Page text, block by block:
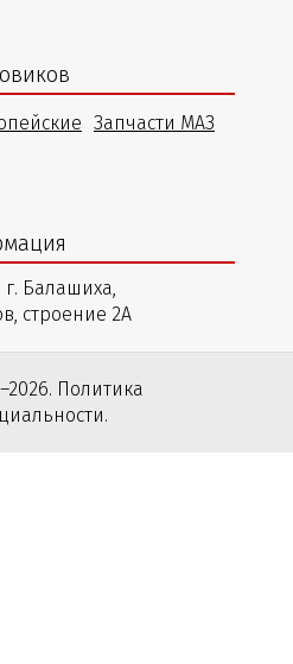
Запчасти МАЗ
г. Балашиха,
строение 2А
Политика